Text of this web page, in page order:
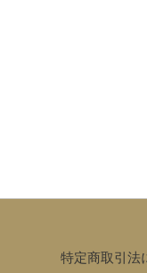
特定商取引法